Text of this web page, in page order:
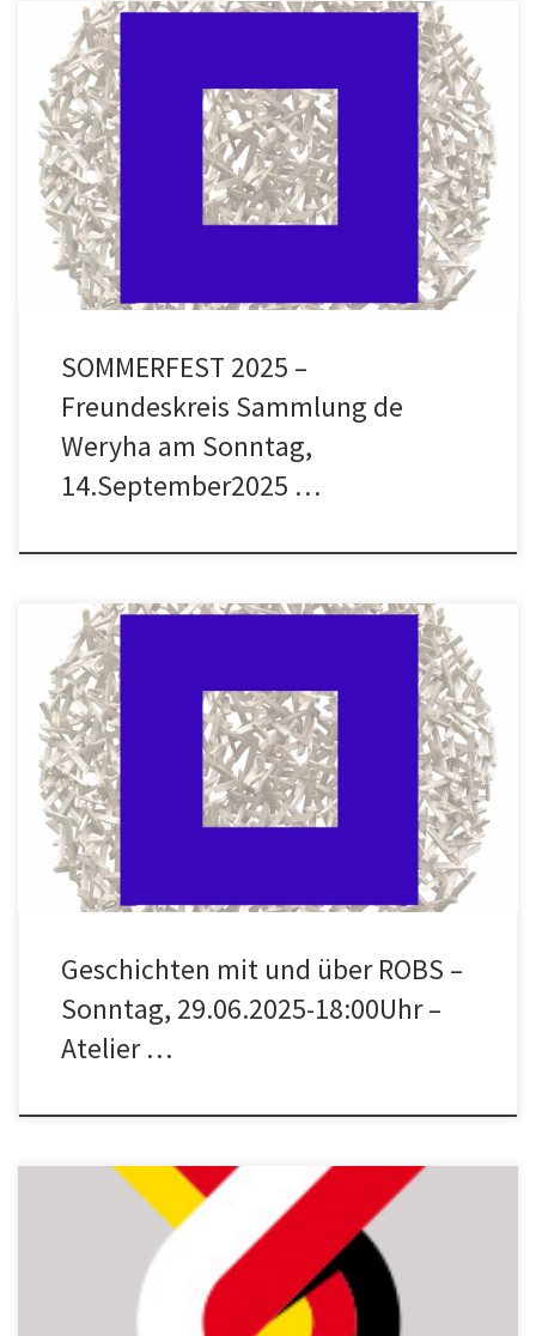
Der Freundeskreis Sammlung de Weryha e.V. lädt auch in diesem
Jahr herzlich ein zum SOMMERFEST 2025 am Sonntag, 14.
September von 14:00 – 18:00 Uhr im Atelier des Künstlers Jan de
Weryha im Reinbeker Redder 81 in 21031 Hamburg Lohbrügge
Der Künstler bietet an diesem Tag Führungen durch […]
SOMMERFEST 2025 –
Freundeskreis Sammlung de
Weryha am Sonntag,
14.September2025 …
Im Anschluss, um 18.00 Uhr, laden wir in das Atelier ein, um im
Freundes- und Bekanntenkreis sich an den wohl bekanntesten
polnischen Karikaturisten und Cartoonisten, Robert Szecówka –
genannt ROBS – zu erinnern. Seit 1986 lebte er mit seiner Frau und
der Tochter in Hamburg. Tausende Zeichnungen fertigte er zu […]
Geschichten mit und über ROBS –
Sonntag, 29.06.2025-18:00Uhr –
Atelier …
KLANGVOLLE POESIE MIT GEDICHTEN VON WISŁAWA SZYMBORSKA
Am Sonntag, 29.06.2025 um 16.00 Uhr findet im Atelier Jan de
Weryha, in Lohbrügge, Reinbeker Redder 81, eine Lesung mit
Katarzyna Haase-Georg (polnisch) und Hartwig Zillmer (deutsch)